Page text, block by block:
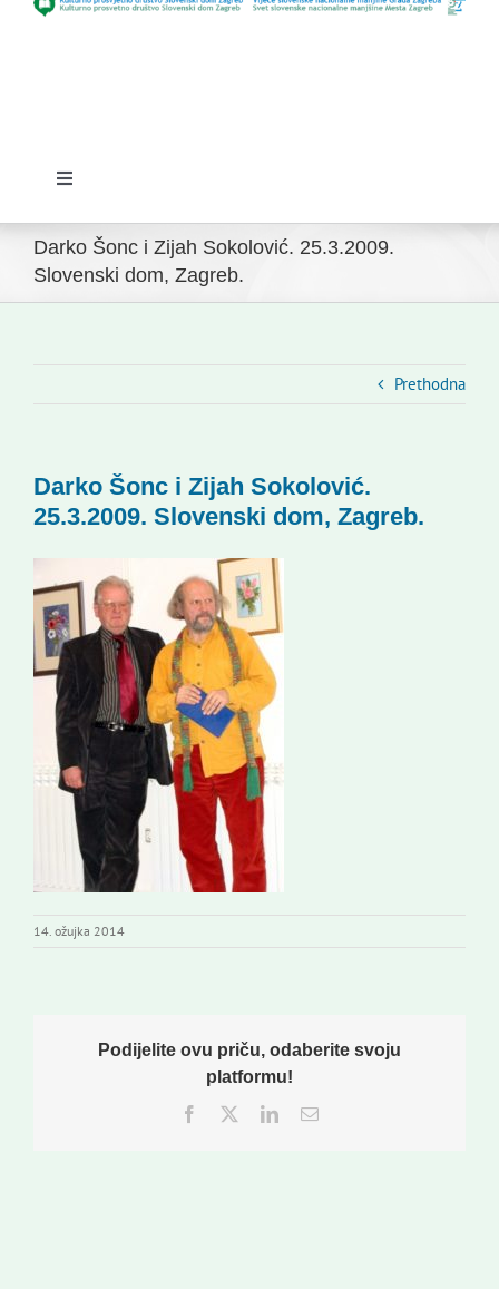
Toggle
Početna
Novosti
Kontakti
Novi odmev – naše glasilo
Izdavaštvo
Korisne informacije
Darko Šonc i Zijah Sokolović. 25.3.2009.
Slovenski dom, Zagreb.
Prethodna
Darko Šonc i Zijah Sokolović.
25.3.2009. Slovenski dom, Zagreb.
14. ožujka 2014
Podijelite ovu priču, odaberite svoju
platformu!
Facebook
TwitterLinkedInEmail: